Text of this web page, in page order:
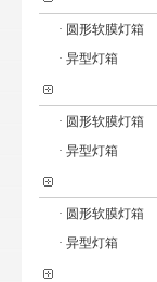
· 圆形软膜灯箱
· 异型灯箱
· 圆形软膜灯箱
· 异型灯箱
· 圆形软膜灯箱
· 异型灯箱